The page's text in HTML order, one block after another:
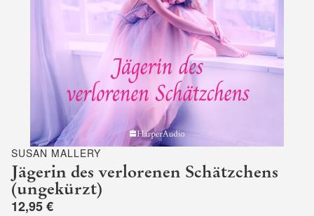
SUSAN MALLERY
Jägerin des verlorenen Schätzchens
(ungekürzt)
12,95 €